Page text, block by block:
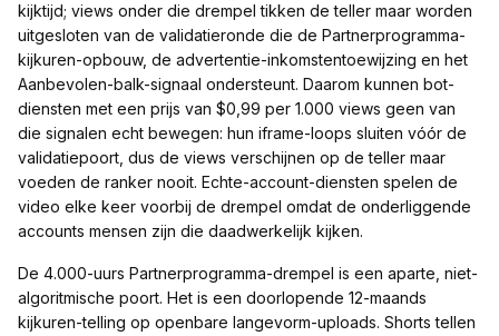
kijktijd; views onder die drempel tikken de teller maar worden
uitgesloten van de validatieronde die de Partnerprogramma-
kijkuren-opbouw, de advertentie-inkomstentoewijzing en het
Aanbevolen-balk-signaal ondersteunt. Daarom kunnen bot-
diensten met een prijs van $0,99 per 1.000 views geen van
die signalen echt bewegen: hun iframe-loops sluiten vóór de
validatiepoort, dus de views verschijnen op de teller maar
voeden de ranker nooit. Echte-account-diensten spelen de
video elke keer voorbij de drempel omdat de onderliggende
accounts mensen zijn die daadwerkelijk kijken.
De 4.000-uurs Partnerprogramma-drempel is een aparte, niet-
algoritmische poort. Het is een doorlopende 12-maands
kijkuren-telling op openbare langevorm-uploads. Shorts tellen